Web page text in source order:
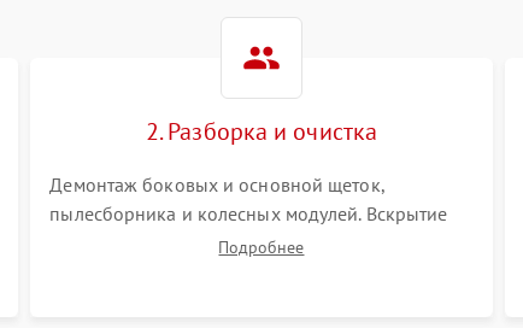
2. Разборка и очистка
Демонтаж боковых и основной щеток,
пылесборника и колесных модулей. Вскрытие
корпуса робота. Тщательная очистка внутренних
Подробнее